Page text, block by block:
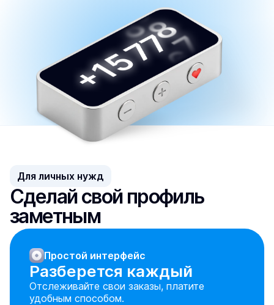
Для личных нужд
Сделай свой профиль
заметным
Простой интерфейс
Разберется каждый
Отслеживайте свои заказы, платите
удобным способом.